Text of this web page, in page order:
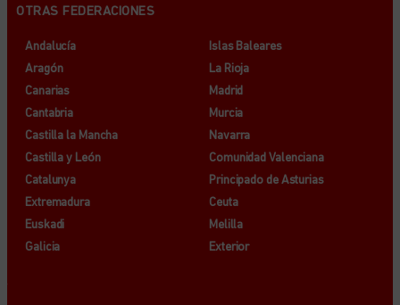
OTRAS FEDERACIONES
Andalucía
Aragón
Canarias
Cantabria
Castilla la Mancha
Castilla y León
Catalunya
Extremadura
Euskadi
Galicia
Islas Baleares
La Rioja
Madrid
Murcia
Navarra
Comunidad Valenciana
Principado de Asturias
Ceuta
Melilla
Exterior